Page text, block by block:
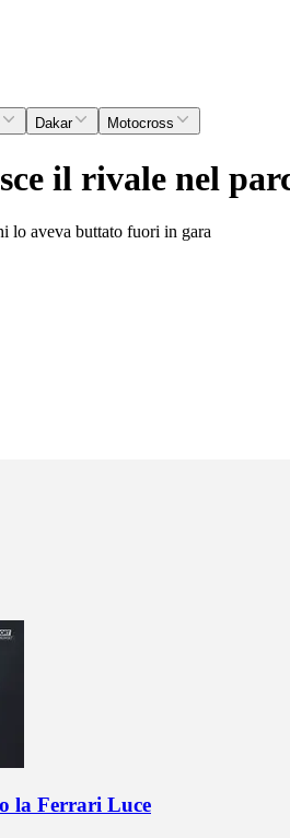
Dakar Motocross
il rivale nel
lo aveva buttato fuori in gara
la Ferrari Luce